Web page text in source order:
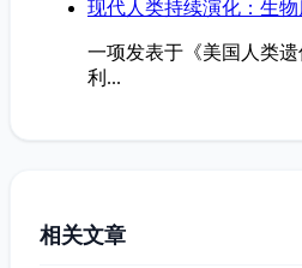
现代人类持续演化：生物
一项发表于《美国人类遗
利...
相关文章